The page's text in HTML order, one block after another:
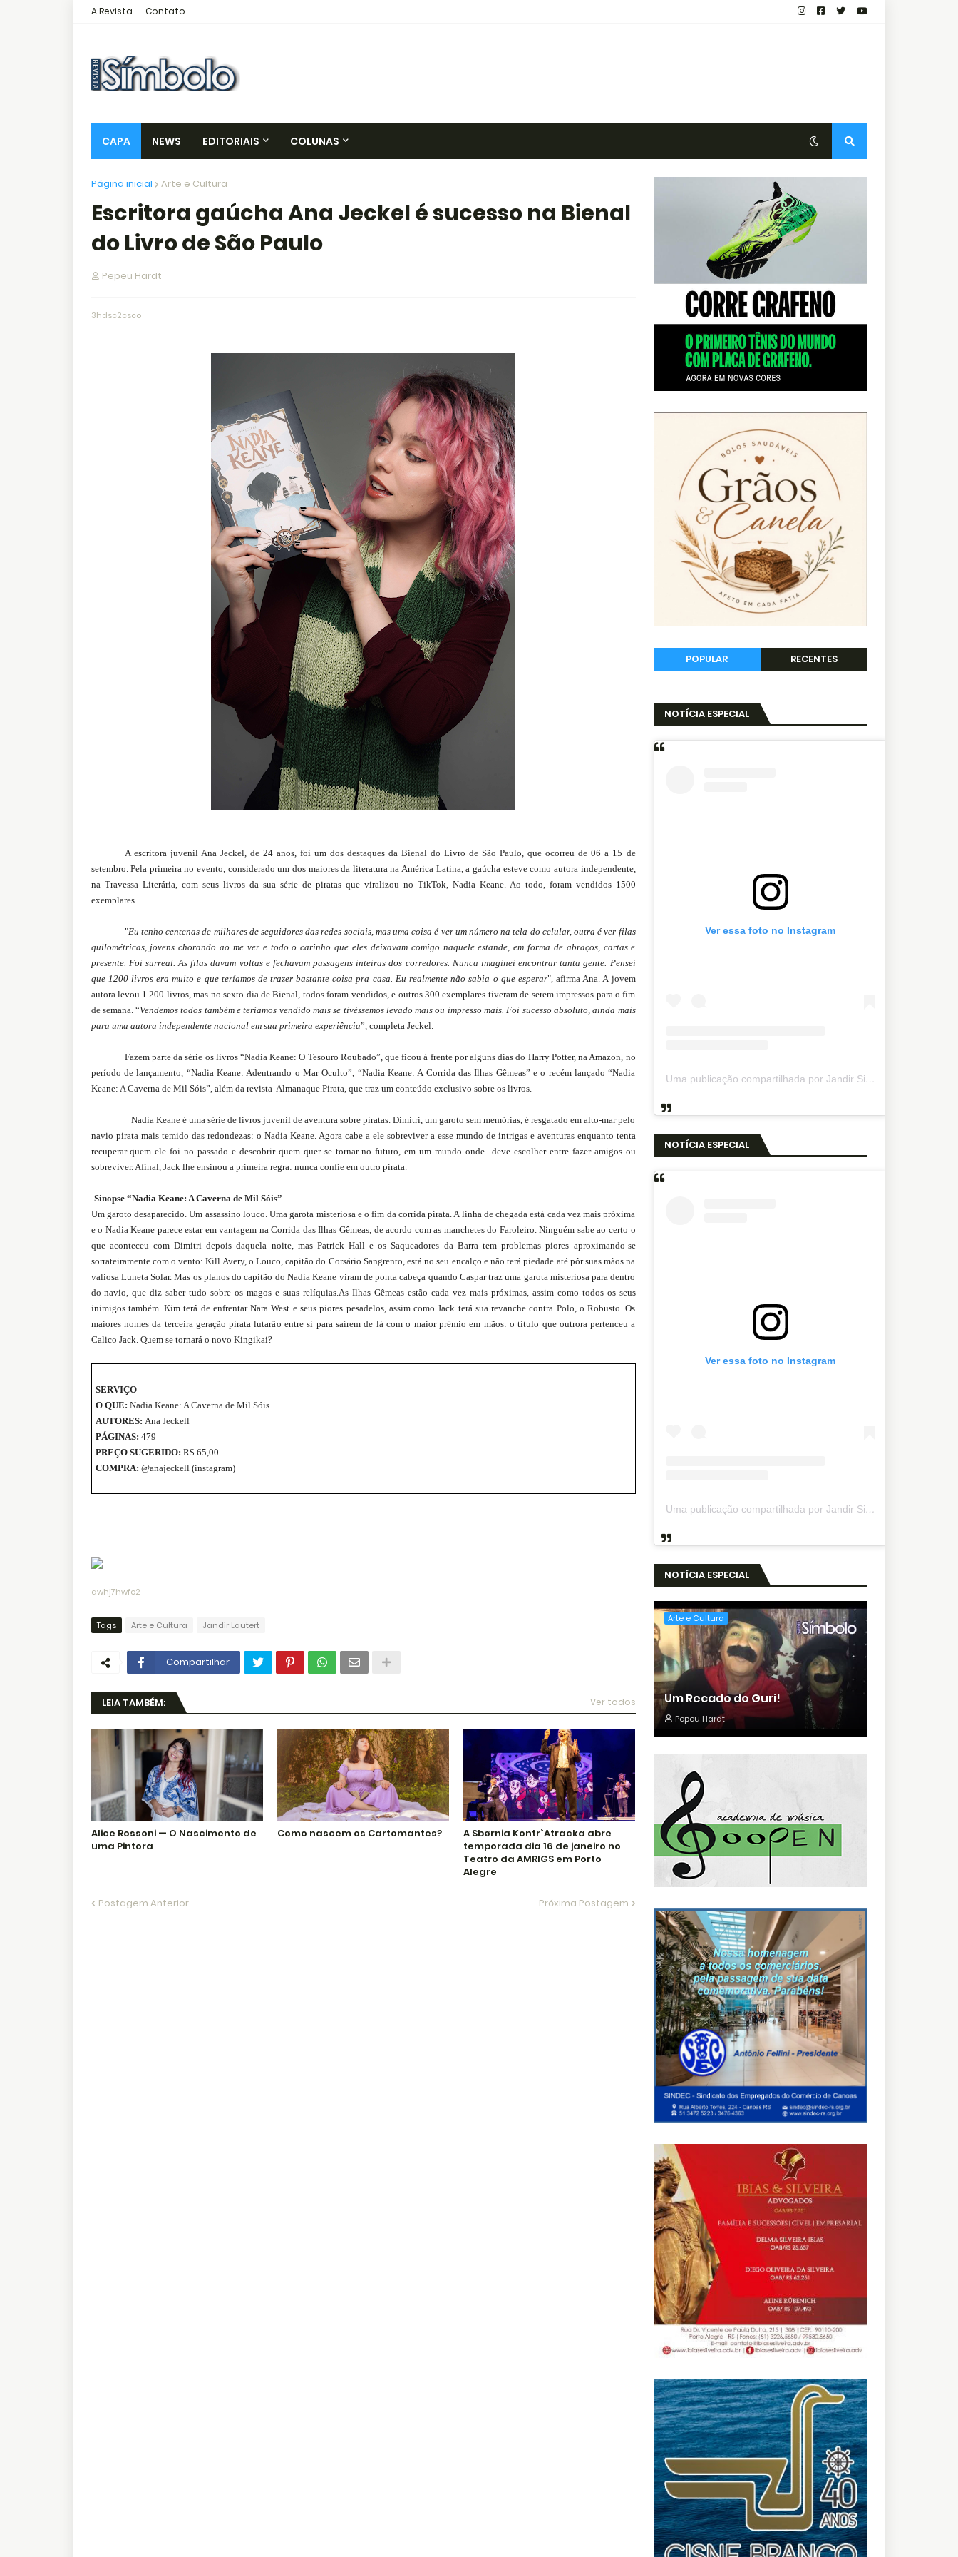
A Revista Contato
CAPA NEWS EDITORIAIS COLUNAS
Página inicial Arte e Cultura
Escritora gaúcha Ana Jeckel é sucesso na Bienal
do Livro de São Paulo
Pepeu Hardt
3hdsc2csco
A escritora juvenil Ana Jeckel, de 24 anos, foi um dos destaques da Bienal do Livro de São Paulo, que ocorreu de 06 a 15 de
setembro. Pela primeira no evento, considerado um dos maiores da literatura na América Latina, a gaúcha esteve como autora independente,
na Travessa Literária, com seus livros da sua série de piratas que viralizou no TikTok, Nadia Keane. Ao todo, foram vendidos 1500
exemplares.
"Eu tenho centenas de milhares de seguidores das redes sociais, mas uma coisa é ver um número na tela do celular, outra é ver filas
quilométricas, jovens chorando ao me ver e todo o carinho que eles deixavam comigo naquele estande, em forma de abraços, cartas e
presente. Foi surreal. As filas davam voltas e fechavam passagens inteiras dos corredores. Nunca imaginei encontrar tanta gente. Pensei
que 1200 livros era muito e que teríamos de trazer bastante coisa pra casa. Eu realmente não sabia o que esperar", afirma Ana. A jovem
autora levou 1.200 livros, mas no sexto dia de Bienal, todos foram vendidos, e outros 300 exemplares tiveram de serem impressos para o fim
de semana. “Vendemos todos também e teríamos vendido mais se tivéssemos levado mais ou impresso mais. Foi sucesso absoluto, ainda mais
para uma autora independente nacional em sua primeira experiência”, completa Jeckel.
Fazem parte da série os livros “Nadia Keane: O Tesouro Roubado”, que ficou à frente por alguns dias do Harry Potter, na Amazon, no
período de lançamento, “Nadia Keane: Adentrando o Mar Oculto”, “Nadia Keane: A Corrida das Ilhas Gêmeas” e o recém lançado “Nadia
Keane: A Caverna de Mil Sóis”, além da revista Almanaque Pirata, que traz um conteúdo exclusivo sobre os livros.
Nadia Keane é uma série de livros juvenil de aventura sobre piratas. Dimitri, um garoto sem memórias, é resgatado em alto-mar pelo
navio pirata mais temido das redondezas: o Nadia Keane. Agora cabe a ele sobreviver a esse mundo de intrigas e aventuras enquanto tenta
recuperar quem ele foi no passado e descobrir quem quer se tornar no futuro, em um mundo onde deve escolher entre fazer amigos ou
sobreviver. Afinal, Jack lhe ensinou a primeira regra: nunca confie em outro pirata.
Sinopse “Nadia Keane: A Caverna de Mil Sóis”
Um garoto desaparecido. Um assassino louco. Uma garota misteriosa e o fim da corrida pirata. A linha de chegada está cada vez mais próxima
e o Nadia Keane parece estar em vantagem na Corrida das Ilhas Gêmeas, de acordo com as manchetes do Faroleiro. Ninguém sabe ao certo o
que aconteceu com Dimitri depois daquela noite, mas Patrick Hall e os Saqueadores da Barra tem problemas piores aproximando-se
sorrateiramente com o vento: Kill Avery, o Louco, capitão do Corsário Sangrento, está no seu encalço e não terá piedade até pôr suas mãos na
valiosa Luneta Solar. Mas os planos do capitão do Nadia Keane viram de ponta cabeça quando Caspar traz uma garota misteriosa para dentro
do navio, que diz saber tudo sobre os magos e suas relíquias.As Ilhas Gêmeas estão cada vez mais próximas, assim como todos os seus
inimigos também. Kim terá de enfrentar Nara West e seus piores pesadelos, assim como Jack terá sua revanche contra Polo, o Robusto. Os
maiores nomes da terceira geração pirata lutarão entre si para saírem de lá com o maior prêmio em mãos: o título que outrora pertenceu a
Calico Jack. Quem se tornará o novo Kingikai?
SERVIÇO
O QUE: Nadia Keane: A Caverna de Mil Sóis
AUTORES: Ana Jeckell
PÁGINAS: 479
PREÇO SUGERIDO: R$ 65,00
COMPRA: @anajeckell (instagram)
awhj7hwfo2
Tags Arte e Cultura Jandir Lautert
Compartilhar
LEIA TAMBÉM: Ver todos
Alice Rossoni — O Nascimento de
uma Pintora
Como nascem os Cartomantes?
A Sbørnia Kontr`Atracka abre
temporada dia 16 de janeiro no
Teatro da AMRIGS em Porto
Alegre
Postagem Anterior Próxima Postagem
POPULAR RECENTES
NOTÍCIA ESPECIAL
Ver essa foto no Instagram
Uma publicação compartilhada por Jandir Sidnei (@jandirsidnei)
NOTÍCIA ESPECIAL
Ver essa foto no Instagram
Uma publicação compartilhada por Jandir Sidnei (@jandirsidnei)
NOTÍCIA ESPECIAL
Arte e Cultura
Um Recado do Guri!
Pepeu Hardt